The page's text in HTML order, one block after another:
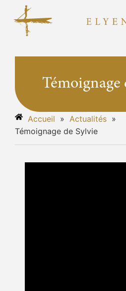
Témoignage
Accueil » Actualités »
Témoignage de Sylvie